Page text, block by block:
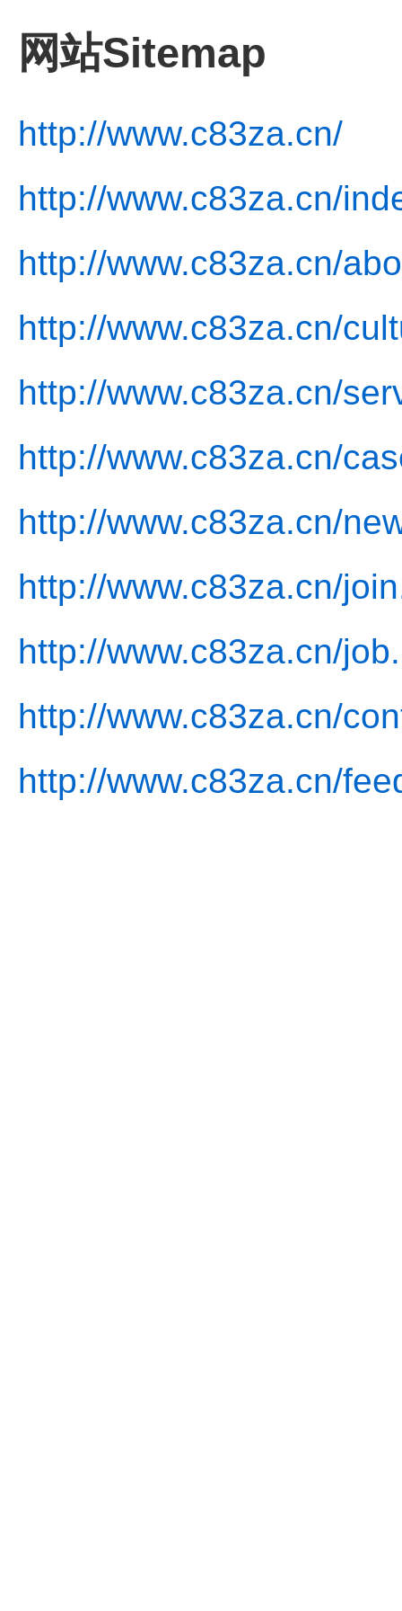
网站Sitemap
http://www.c83za.cn/
http://www.c83za.cn/
http://www.c83za.cn/
http://www.c83za.cn/
http://www.c83za.cn/
http://www.c83za.cn/
http://www.c83za.cn/
http://www.c83za.cn/
http://www.c83za.cn/
http://www.c83za.cn/
http://www.c83za.cn/